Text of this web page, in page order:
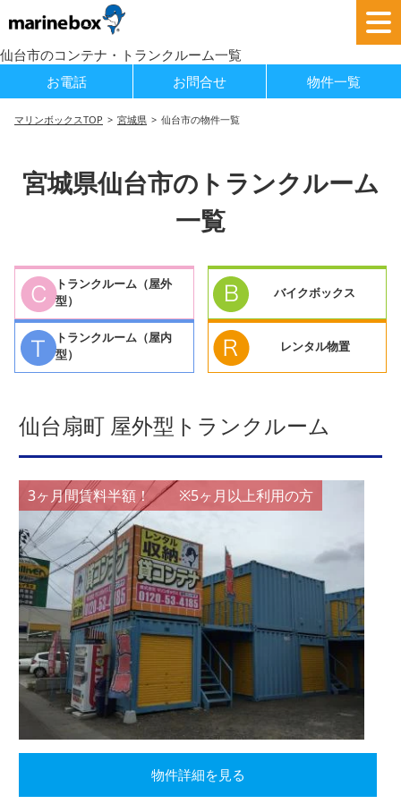
仙台市のコンテナ・トランクルーム一覧
お電話
お問合せ 物件一覧
マリンボックスTOP 宮城県 仙台市の物件一覧
宮城県仙台市のトランクルーム
一覧
トランクルーム（屋外
型）
トランクルーム（屋内
型）
バイクボックス
レンタル物置
仙台扇町 屋外型トランクルーム
3ヶ月間賃料半額！ ※5ヶ月以上利用の方
物件詳細を見る